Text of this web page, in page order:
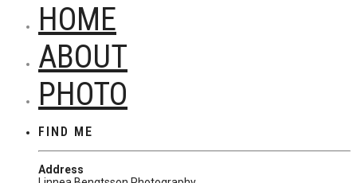
HOME
ABOUT
PHOTO
FIND ME
Address